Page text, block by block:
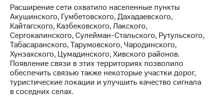
регионе
и акционерам
Корпоративное
управление
Корпоративный
секретарь
Раскрытие
информации
Расширение сети охватило населенные пункты
Акушинского, Гумбетовского, Дахадаевского,
Кайтагского, Казбековского, Лакского,
Сергокалинского, Сулейман-Стальского, Рутульского,
Табасаранского, Тарумовского, Чародинского,
Хунзахского, Цумадинского, Хивского районов.
Появление связи в этих территориях позволило
обеспечить связью также некоторые участки дорог,
туристические локации и улучшить качество сигнала
в соседних селах.